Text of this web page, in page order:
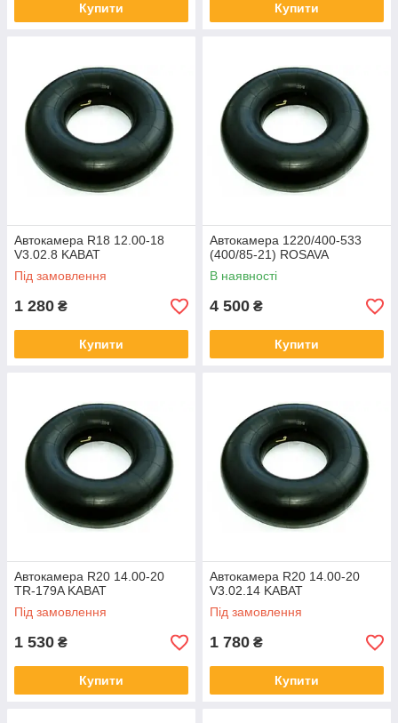
ОПТ И РОЗНИЦА
Работаем как с физическими, так и с
Обеспечиваем комплексные поставки шин для
организаций и предприятий
СВЯЗАТЬСЯ С НАМИ!
Купити Купити
Автокамера R18 12.00-18
V3.02.8 KABAT
Під замовлення
1 280 ₴
Купити
Автокамера 1220/400-533
(400/85-21) ROSAVA
В наявності
4 500 ₴
Купити
Автокамера R20 14.00-20
TR-179A KABAT
Під замовлення
1 530 ₴
Купити
Автокамера R20 14.00-20
V3.02.14 KABAT
Під замовлення
1 780 ₴
Купити